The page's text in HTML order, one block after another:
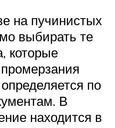
на пучинистых
выбирать те
которые
по
В
находится в